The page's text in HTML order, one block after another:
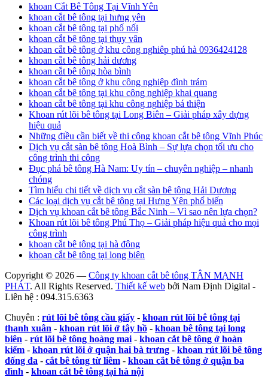
khoan Cắt Bê Tông Tại Vĩnh Yên
khoan cắt bê tông tại hưng yên
khoan cắt bê tông tại phố nối
khoan cắt bê tông tại thụy vân
khoan cắt bê tông ở khu công nghiêp phú hà 0936424128
khoan cắt bê tông hải dương
khoan cắt bê tông hòa bình
khoan cắt bê tông ở khu công nghiệp đình trám
khoan cắt bê tông tại khu công nghiệp khai quang
khoan cắt bê tông tại khu công nghiệp bá thiện
Khoan rút lõi bê tông tại Long Biên – Giải pháp xây dựng
hiệu quả
Những điều cần biết về thi công khoan cắt bê tông Vĩnh Phúc
Dịch vụ cắt sàn bê tông Hoà Bình – Sự lựa chọn tối ưu cho
công trình thi công
Đục phá bê tông Hà Nam: Uy tín – chuyên nghiệp – nhanh
chóng
Tìm hiểu chi tiết về dịch vụ cắt sàn bê tông Hải Dương
Các loại dịch vụ cắt bê tông tại Hưng Yên phổ biến
Dịch vụ khoan cắt bê tông Bắc Ninh – Vì sao nên lựa chọn?
Khoan rút lõi bê tông Phú Thọ – Giải pháp hiệu quả cho mọi
công trình
khoan cắt bê tông tại hà đông
khoan cắt bê tông tại long biên
Copyright © 2026 — Công ty khoan cắt bê tông TÂN MẠNH
PHÁT. All Rights Reserved. Thiết kế web bởi Nam Định Digital -
Liên hệ : 094.315.6363
Chuyên : rút lõi bê tông cầu giấy - khoan rút lõi bê tông tại
thanh xuân - khoan rút lõi ở tây hồ - khoan bê tông tại long
biên - rút lõi bê tông hoàng mai - khoan cắt bê tông ở hoàn
kiếm - khoan rút lõi ở quận hai bà trưng - khoan rút lõi bê tông
đống đa - cắt bê tông từ liêm - khoan cắt bê tông ở quận ba
đình - khoan cắt bê tông tại hà nội